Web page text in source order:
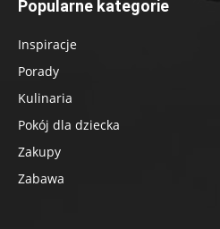
Popularne kategorie
Inspiracje
Porady
Kulinaria
Pokój dla dziecka
Zakupy
Zabawa